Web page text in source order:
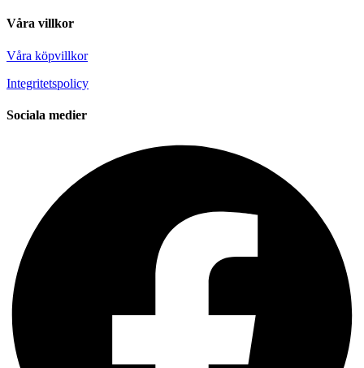
Våra villkor
Våra köpvillkor
Integritetspolicy
Sociala medier